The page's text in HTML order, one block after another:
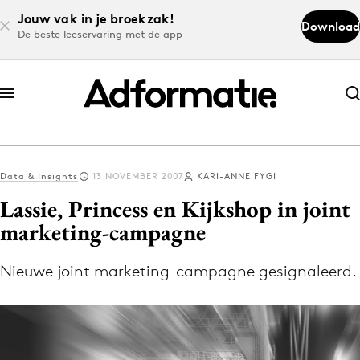
Jouw vak in je broekzak!
De beste leeservaring met de app
Download
Abonneer nu
Abonneer nu
Log in
Download de app
Volg het laatste nieuws via de Adformatie
Data & Insights 13 NOVEMBER 2007 KARI-ANNE FYGI
Lassie, Princess en Kijkshop in joint
marketing-campagne
Nieuwe joint marketing-campagne gesignaleerd.